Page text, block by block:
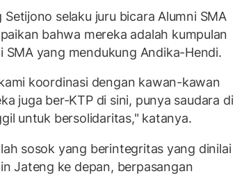
selaku juru bicara Alumni SMA
bahwa mereka adalah kumpulan
SMA yang mendukung Andika-Hendi.
koordinasi dengan kawan-kawan
juga ber-KTP di sini, punya saudara di
untuk bersolidaritas," katanya.
sosok yang berintegritas yang dinilai
Jateng ke depan, berpasangan